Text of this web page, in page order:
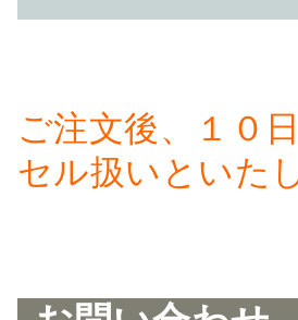
ご注文後、１０
セル扱いといた